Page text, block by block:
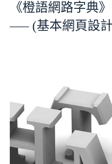
《橙語網路字典
—– (基本網頁設